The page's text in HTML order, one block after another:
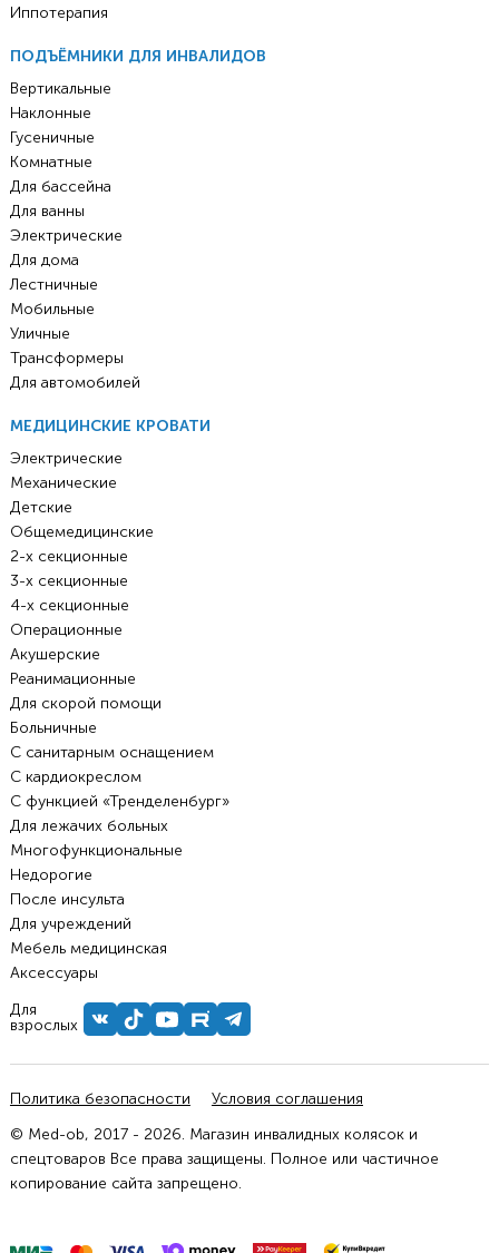
Иппотерапия
ПОДЪЁМНИКИ ДЛЯ ИНВАЛИДОВ
Вертикальные
Наклонные
Гусеничные
Комнатные
Для бассейна
Для ванны
Электрические
Для дома
Лестничные
Мобильные
Уличные
Трансформеры
Для автомобилей
МЕДИЦИНСКИЕ КРОВАТИ
Электрические
Механические
Детские
Общемедицинские
2-х секционные
3-х секционные
4-х секционные
Операционные
Акушерские
Реанимационные
Для скорой помощи
Больничные
С санитарным оснащением
С кардиокреслом
С функцией «Тренделенбург»
Для лежачих больных
Многофункциональные
Недорогие
После инсульта
Для учреждений
Мебель медицинская
Аксессуары
Для
взрослых
Политика безопасности
Условия соглашения
© Med-ob, 2017 - 2026. Магазин инвалидных колясок и
спецтоваров Все права защищены. Полное или частичное
копирование сайта запрещено.